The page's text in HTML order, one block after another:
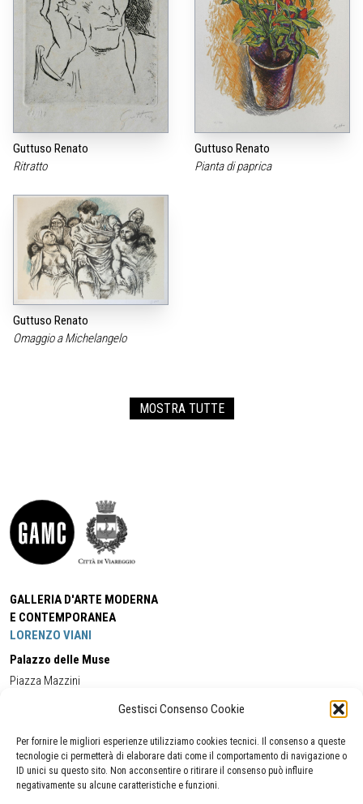
Gestisci Consenso Cookie
Per fornire le migliori esperienze utilizziamo cookies tecnici. Il consenso a queste
tecnologie ci permetterà di elaborare dati come il comportamento di navigazione o
ID unici su questo sito. Non acconsentire o ritirare il consenso può influire
negativamente su alcune caratteristiche e funzioni.
Guttuso Renato
Ritratto
Guttuso Renato
Pianta di paprica
Guttuso Renato
Omaggio a Michelangelo
MOSTRA TUTTE
GALLERIA D'ARTE MODERNA
E CONTEMPORANEA
LORENZO VIANI
Palazzo delle Muse
Piazza Mazzini
Cell:+39 338 5714978 (orario apertura Galleria)
Tel:
+39 0584 944580
(orario 09.00/13.00)
Email:gamc@comune.viareggio.lu.it